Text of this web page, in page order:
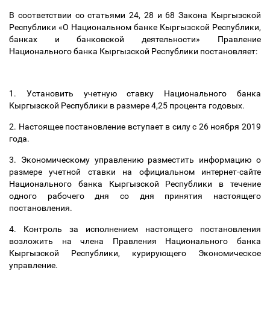
В соответствии со статьями 24, 28 и 68 Закона Кыргызской
Республики «О Национальном банке Кыргызской Республики,
банках и банковской деятельности» Правление
Национального банка Кыргызской Республики постановляет:
1. Установить учетную ставку Национального банка
Кыргызской Республики в размере 4,25 процента годовых.
2. Настоящее постановление вступает в силу с 26 ноября 2019
года.
3. Экономическому управлению разместить информацию о
размере учетной ставки на официальном интернет-сайте
Национального банка Кыргызской Республики в течение
одного рабочего дня со дня принятия настоящего
постановления.
4. Контроль за исполнением настоящего постановления
возложить на члена Правления Национального банка
Кыргызской Республики, курирующего Экономическое
управление.